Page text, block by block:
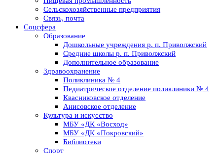
Сельскохозяйственные предприятия
Связь, почта
Соцсфера
Образование
Дошкольные учреждения р. п. Приволжский
Средние школы р. п. Приволжский
Дополнительное образование
Здравоохранение
Поликлиника № 4
Педиатрическое отделение поликлиники № 4
Квасниковское отделение
Анисовское отделение
Культура и искусство
МБУ «ДК «Восход»
МБУ «ДК «Покровский»
Библиотеки
Спорт